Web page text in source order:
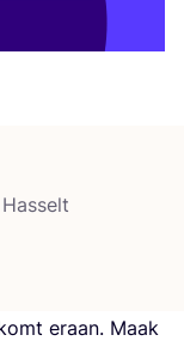
eraan. Maak